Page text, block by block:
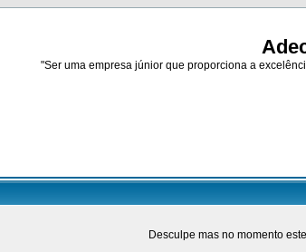
"Ser uma empresa júnior que proporciona a
Desculpe mas no momento